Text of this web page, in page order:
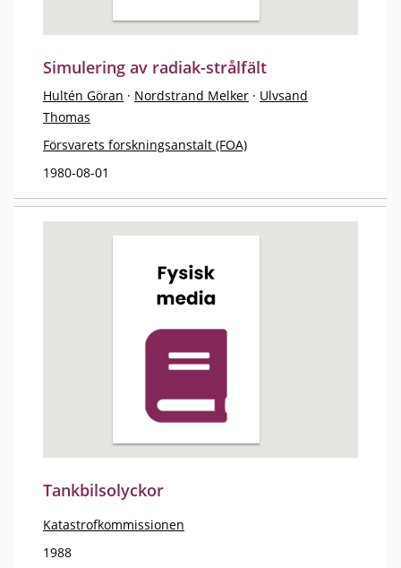
Simulering av radiak-strålfält
Hultén Göran · Nordstrand Melker · Ulvsand
Thomas
Försvarets forskningsanstalt (FOA)
1980-08-01
Tankbilsolyckor
Katastrofkommissionen
1988